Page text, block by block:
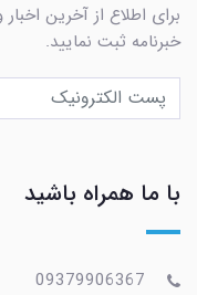
برای اطلاع از آخرین
خبرنامه ثبت نمایید.
با ما همراه باشید
09379906367